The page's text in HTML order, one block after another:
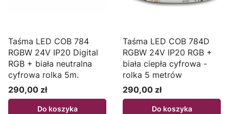
Taśma LED COB 784
RGBW 24V IP20 Digital
RGB + biała neutralna
cyfrowa rolka 5m.
Cena
290,00 zł
Do koszyka
Taśma LED COB 784D
RGBW 24V IP20 RGB +
biała ciepła cyfrowa -
rolka 5 metrów
Cena
290,00 zł
Do koszyka